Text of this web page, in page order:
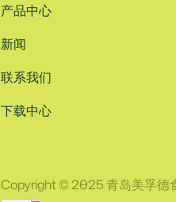
产品中心
新闻
联系我们
下载中心
Copyright © 2025 青岛美孚德